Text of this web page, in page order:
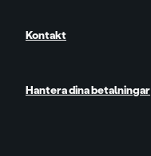
Kontakt
Hantera dina betalningar